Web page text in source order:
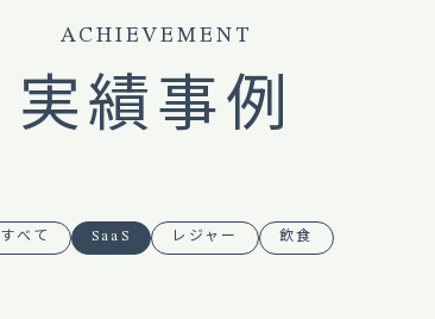
ACHIEVEMENT
実績事例
すべて SaaS レジャー 飲食